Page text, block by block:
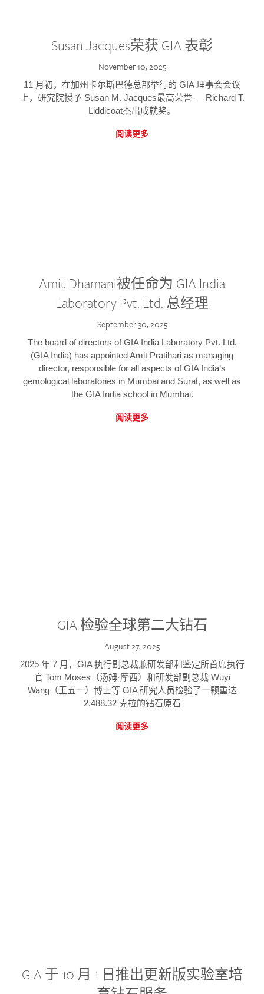
Susan Jacques荣获 GIA 表彰
November 10, 2025
11 月初，在加州卡尔斯巴德总部举行的 GIA 理事会会议
上，研究院授予 Susan M. Jacques最高荣誉 — Richard T.
Liddicoat杰出成就奖。
阅读更多
Amit Dhamani被任命为 GIA India
Laboratory Pvt. Ltd. 总经理
September 30, 2025
The board of directors of GIA India Laboratory Pvt. Ltd.
(GIA India) has appointed Amit Pratihari as managing
director, responsible for all aspects of GIA India’s
gemological laboratories in Mumbai and Surat, as well as
the GIA India school in Mumbai.
阅读更多
GIA 检验全球第二大钻石
August 27, 2025
2025 年 7 月，GIA 执行副总裁兼研发部和鉴定所首席执行
官 Tom Moses（汤姆·摩西）和研发部副总裁 Wuyi
Wang（王五一）博士等 GIA 研究人员检验了一颗重达
2,488.32 克拉的钻石原石
阅读更多
GIA 于 10 月 1 日推出更新版实验室培